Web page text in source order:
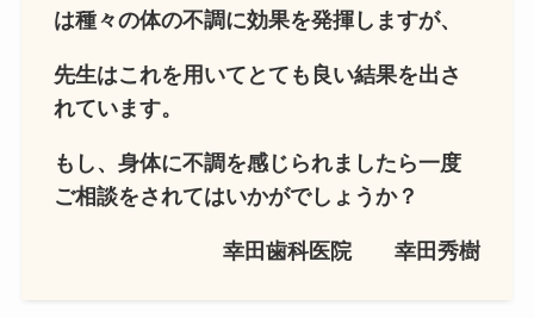
は種々の体の不調に効果を発揮しますが、
先生はこれを用いてとても良い結果を出さ
れています。
もし、身体に不調を感じられましたら一度
ご相談をされてはいかがでしょうか？
幸田歯科医院 幸田秀樹